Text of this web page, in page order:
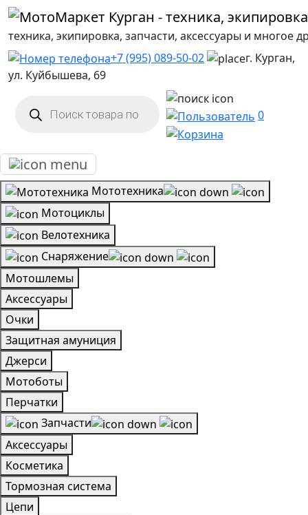
техника, экипировка, запчасти, аксессуары и многое
+7 (995) 089-50-02
г. Курган,
ул. Куйбышева, 69
товаров 0
Мототехника
Мотоциклы
Велотехника
Снаряжение
Мотошлемы
Аксессуары
Очки
Защитная амуниция
Джерси
Мотоботы
Перчатки
Запчасти
Аксессуары
Косметика
Тормозная система
Цепи